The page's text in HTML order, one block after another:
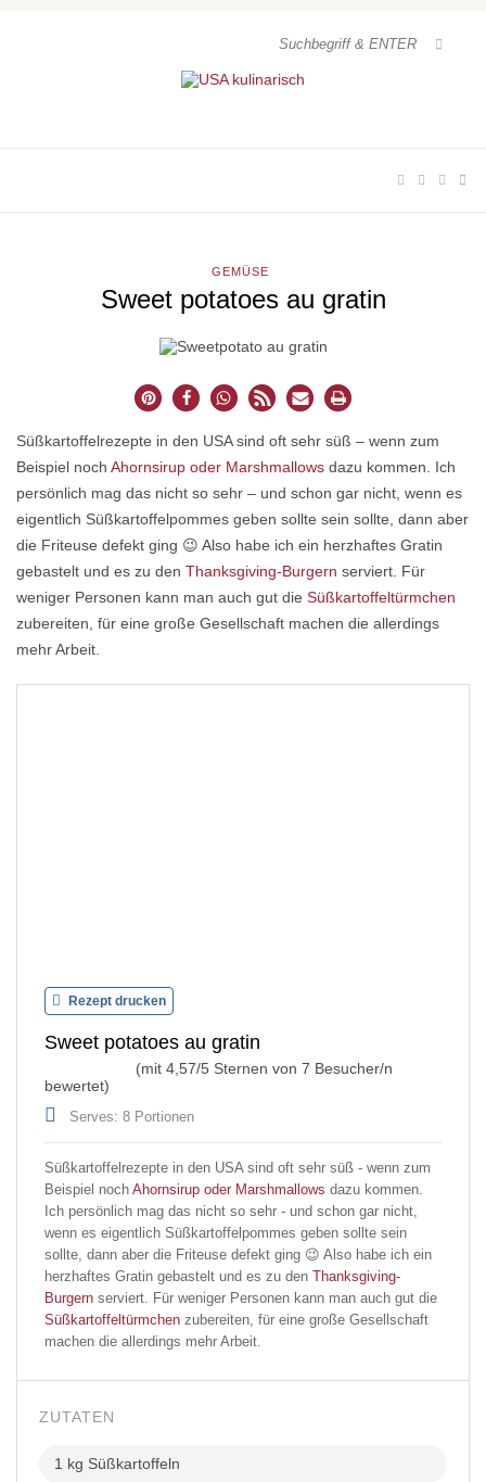
GEMÜSE
Sweet potatoes au gratin
Süßkartoffelrezepte in den USA sind oft sehr süß – wenn zum
Beispiel noch Ahornsirup oder Marshmallows dazu kommen. Ich
persönlich mag das nicht so sehr – und schon gar nicht, wenn es
eigentlich Süßkartoffelpommes geben sollte sein sollte, dann aber
die Friteuse defekt ging 😉 Also habe ich ein herzhaftes Gratin
gebastelt und es zu den Thanksgiving-Burgern serviert. Für
weniger Personen kann man auch gut die Süßkartoffeltürmchen
zubereiten, für eine große Gesellschaft machen die allerdings
mehr Arbeit.
Rezept drucken
Sweet potatoes au gratin
(mit 4,57/5 Sternen von 7 Besucher/n
bewertet)
Serves: 8 Portionen
Süßkartoffelrezepte in den USA sind oft sehr süß - wenn zum
Beispiel noch Ahornsirup oder Marshmallows dazu kommen.
Ich persönlich mag das nicht so sehr - und schon gar nicht,
wenn es eigentlich Süßkartoffelpommes geben sollte sein
sollte, dann aber die Friteuse defekt ging 😉 Also habe ich ein
herzhaftes Gratin gebastelt und es zu den Thanksgiving-
Burgern serviert. Für weniger Personen kann man auch gut die
Süßkartoffeltürmchen zubereiten, für eine große Gesellschaft
machen die allerdings mehr Arbeit.
ZUTATEN
1 kg Süßkartoffeln